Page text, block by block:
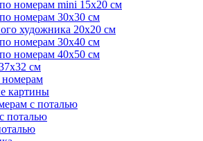
номерам mini 15х20 см
номерам 30x30 см
художника 20х20 см
номерам 30х40 см
номерам 40х50 см
см
картины
с поталью
поталью